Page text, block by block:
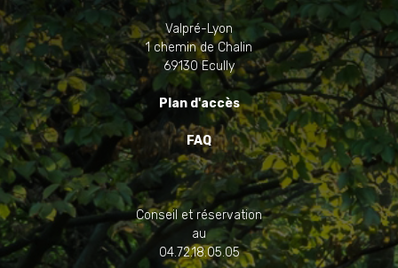
Valpré-Lyon
1 chemin de Chalin
69130 Ecully
Plan d'accès
FAQ
Conseil et réservation
au
04.72.18.05.05